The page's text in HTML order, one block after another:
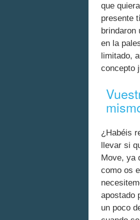
que
presente
brindaron
en la
limitado,
concepto
¿Habéis
llevar si
Move, ya
como os
apostado
un poco